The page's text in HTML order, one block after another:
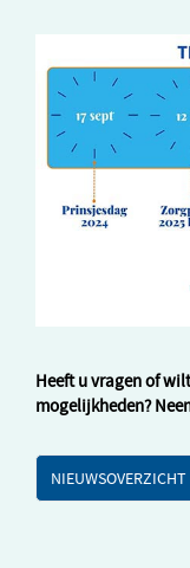
Heeft u vragen of
mogelijkheden?
NIEUWSOVERZICHT